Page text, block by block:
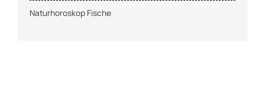
Naturhoroskop Fische